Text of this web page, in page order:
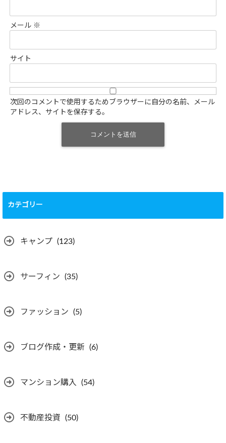
メール ※
サイト
次回のコメントで使用するためブラウザーに自分の名前、メール
アドレス、サイトを保存する。
カテゴリー
キャンプ (123)
サーフィン (35)
ファッション (5)
ブログ作成・更新 (6)
マンション購入 (54)
不動産投資 (50)